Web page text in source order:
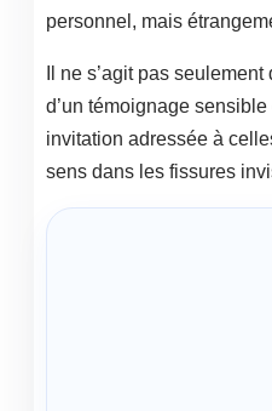
personnel, mais
Il ne s’agit pas
d’un témoignage
invitation adressée à
sens dans les fissures